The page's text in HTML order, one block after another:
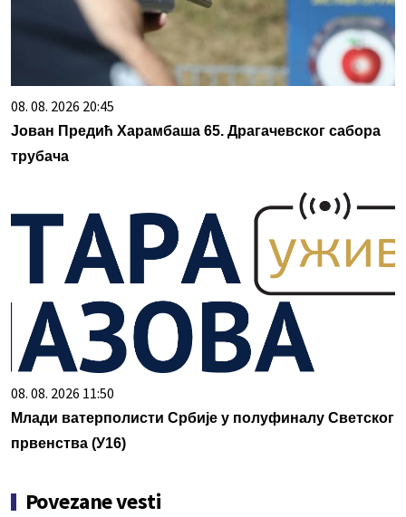
08. 08. 2026 20:45
Јован Предић Харамбаша 65. Драгачевског сабора
трубача
08. 08. 2026 11:50
Млади ватерполисти Србије у полуфиналу Светског
првенства (У16)
Povezane vesti